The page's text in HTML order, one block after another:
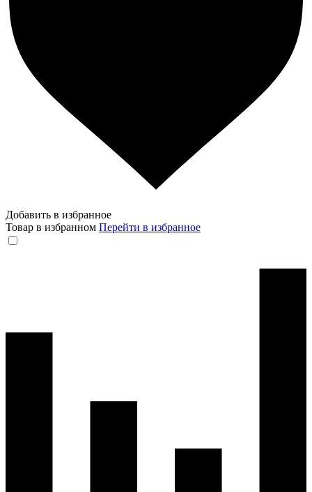
Добавить в избранное
Товар в избранном Перейти в избранное